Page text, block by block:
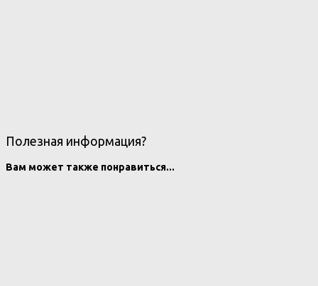
Полезная информация?
Вам может также понравиться...